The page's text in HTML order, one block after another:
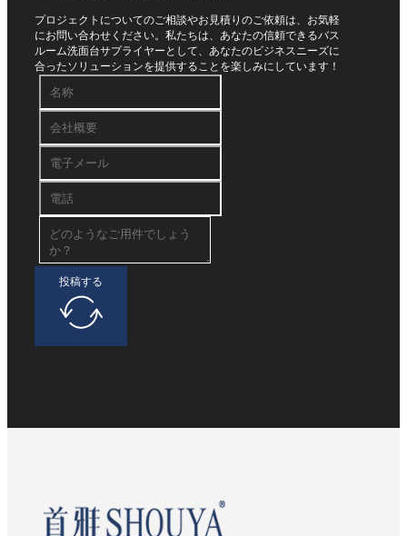
プロジェクトについてのご相談やお見積りのご依頼は、お気軽
にお問い合わせください。私たちは、あなたの信頼できるバス
ルーム洗面台サプライヤーとして、あなたのビジネスニーズに
合ったソリューションを提供することを楽しみにしています！
投稿する